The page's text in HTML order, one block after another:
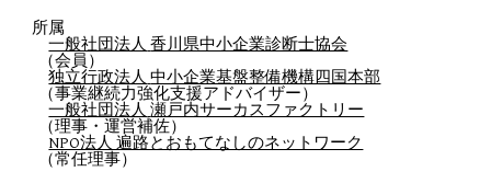
所属
一般社団法人 香川県中小企業診断士協会
（会員）
独立行政法人 中小企業基盤整備機構四国本部
（事業継続力強化支援アドバイザー）
一般社団法人 瀬戸内サーカスファクトリー
（理事・運営補佐）
NPO法人 遍路とおもてなしのネットワーク
（常任理事）